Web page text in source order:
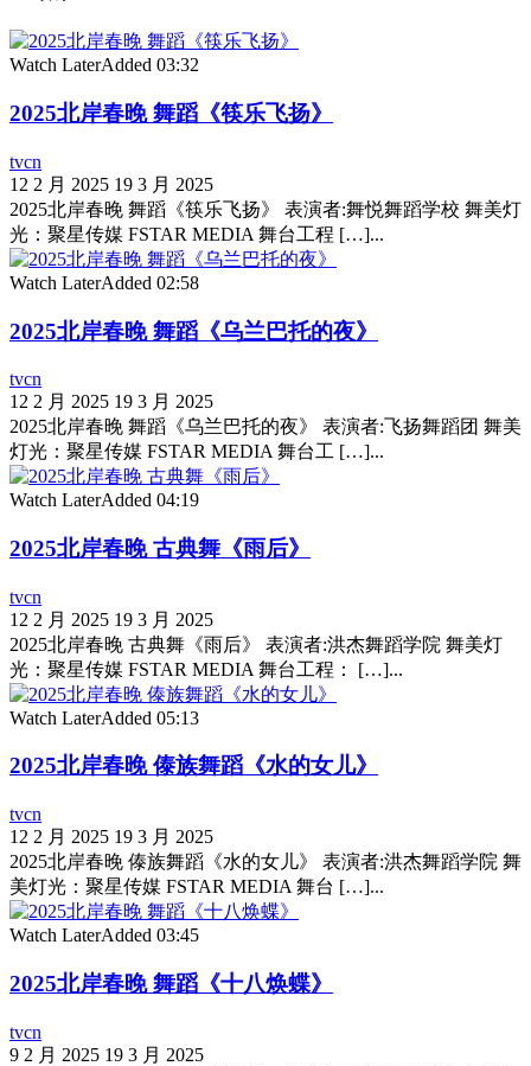
Watch LaterAdded 03:32
2025北岸春晚 舞蹈《筷乐飞扬》
tvcn
12 2 月 2025 19 3 月 2025
2025北岸春晚 舞蹈《筷乐飞扬》 表演者:舞悦舞蹈学校 舞美灯
光：聚星传媒 FSTAR MEDIA 舞台工程 […]...
Watch LaterAdded 02:58
2025北岸春晚 舞蹈《乌兰巴托的夜》
tvcn
12 2 月 2025 19 3 月 2025
2025北岸春晚 舞蹈《乌兰巴托的夜》 表演者:飞扬舞蹈团 舞美
灯光：聚星传媒 FSTAR MEDIA 舞台工 […]...
Watch LaterAdded 04:19
2025北岸春晚 古典舞《雨后》
tvcn
12 2 月 2025 19 3 月 2025
2025北岸春晚 古典舞《雨后》 表演者:洪杰舞蹈学院 舞美灯
光：聚星传媒 FSTAR MEDIA 舞台工程： […]...
Watch LaterAdded 05:13
2025北岸春晚 傣族舞蹈《水的女儿》
tvcn
12 2 月 2025 19 3 月 2025
2025北岸春晚 傣族舞蹈《水的女儿》 表演者:洪杰舞蹈学院 舞
美灯光：聚星传媒 FSTAR MEDIA 舞台 […]...
Watch LaterAdded 03:45
2025北岸春晚 舞蹈《十八焕蝶》
tvcn
9 2 月 2025 19 3 月 2025